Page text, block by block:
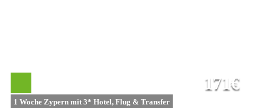
1 Woche Zypern mit 3* Hotel, Flug & Transfer
171€